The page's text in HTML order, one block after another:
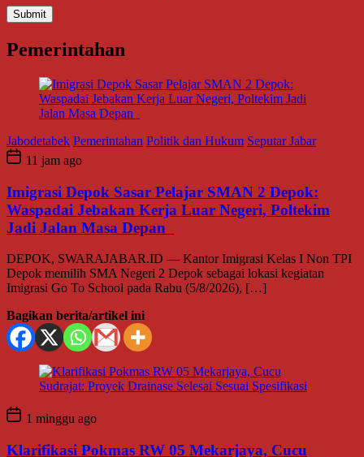
Pemerintahan
Jabodetabek Pemerintahan Politik dan Hukum Seputar Jabar
11 jam ago
Imigrasi Depok Sasar Pelajar SMAN 2 Depok:
Waspadai Jebakan Kerja Luar Negeri, Poltekim
Jadi Jalan Masa Depan
DEPOK, SWARAJABAR.ID — Kantor Imigrasi Kelas I Non TPI
Depok memilih SMA Negeri 2 Depok sebagai lokasi kegiatan
Imigrasi Go To School pada Rabu (5/8/2026), […]
Bagikan berita/artikel ini
1 minggu ago
Klarifikasi Pokmas RW 05 Mekarjaya, Cucu